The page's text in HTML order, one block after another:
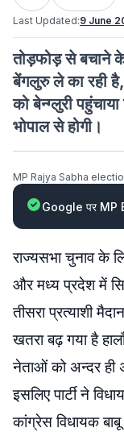
Last Updated:9 June
तोड़फोड़ से बचाने
बेंगलुरु ले का रही है,
को बेन्ग्लुरी
भोपाल से होगी।
MP Rajya Sabha
Google पर MP
राज्यसभा चुनाव के
और मध्य प्रदेश में
तीसरा प्रत्याशी
खतरा बढ़ गया है
नेताओं को अन्दर
इसलिए पार्टी ने
कांग्रेस विधायक